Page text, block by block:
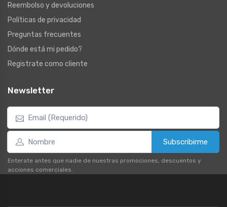
Reembolso y devoluciones
Políticas de privacidad
Preguntas frecuentes
Dónde está mi pedido?
Registrate como cliente
Newsletter
Subscribirme
Enterate antes que nadie de nuestras promociones, descuentos y
acciones comerciales.